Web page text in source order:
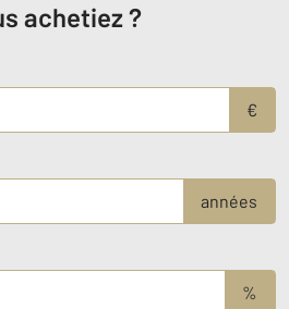
achetiez ?
€
années
%